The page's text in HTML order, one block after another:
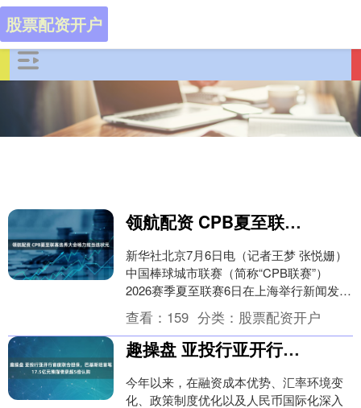
股票配资开户
领航配资 CPB夏至联赛选秀大会杨力炫当选状元
新华社北京7月6日电（记者王梦 张悦姗）
中国棒球城市联赛（简称“CPB联赛”）
2026赛季夏至联赛6日在上海举行新闻发布
会及选秀大会，22岁投手杨力炫以状元身
份....
查看： 159 分类： 股票配资开户
趣操盘 亚投行亚开行首度联合担保，巴基斯坦首笔17.5亿元熊猫债获超5倍认购
今年以来，在融资成本优势、汇率环境变
化、政策制度优化以及人民币国际化深入